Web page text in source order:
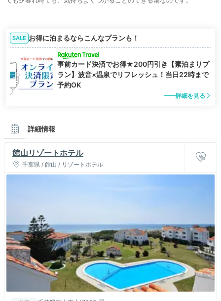
SALE お得に泊まるならこんなプランも！
事前カード決済でお得★200円引き【素泊まりプ
ラン】波音×温泉でリフレッシュ！当日22時まで
予約OK
詳細を見る
詳細情報
館山リゾートホテル
千葉県 / 館山 / リゾートホテル